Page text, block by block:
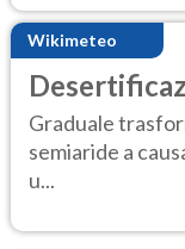
Wikimeteo
Graduale
semiaride a
u...